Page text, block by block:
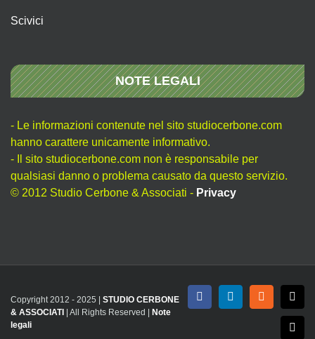
Scivici
NOTE LEGALI
- Le informazioni contenute nel sito studiocerbone.com
hanno carattere unicamente informativo.
- Il sito studiocerbone.com non è responsabile per
qualsiasi danno o problema causato da questo servizio.
© 2012 Studio Cerbone & Associati - Privacy
Copyright 2012 - 2025 | STUDIO CERBONE
& ASSOCIATI
| All Rights Reserved |
Note
legali
FacebookLinkedInRss X